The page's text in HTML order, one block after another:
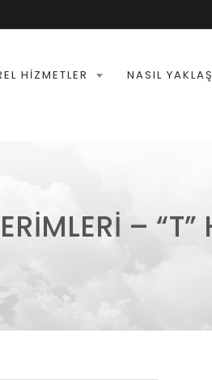
HIZMETLER NASIL
– “T”